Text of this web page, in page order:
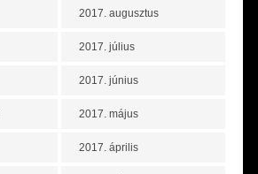
2017. augusztus
2017. július
2017. június
2017. május
2017. április